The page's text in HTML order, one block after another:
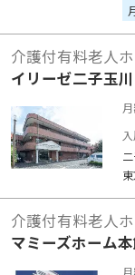
介護付有料老人
イリーゼ二子玉
介護付有料老人
マミーズホーム